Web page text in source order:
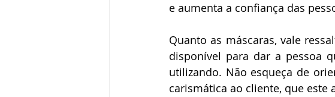
e aumenta a confiança das
Quanto as máscaras, vale
disponível para dar a pessoa
utilizando. Não esqueça de
carismática ao cliente, que este